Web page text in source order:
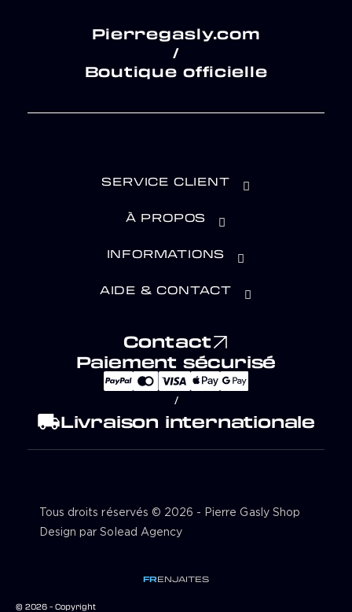
Pierregasly.com
/
Boutique officielle
SERVICE CLIENT
À PROPOS
INFORMATIONS
AIDE & CONTACT
Contact
Paiement sécurisé
/
local_shippingLivraison internationale
Tous droits réservés © 2026 - Pierre Gasly Shop
Design par Solead Agency
FRENJAITES
© 2026 - Copyright